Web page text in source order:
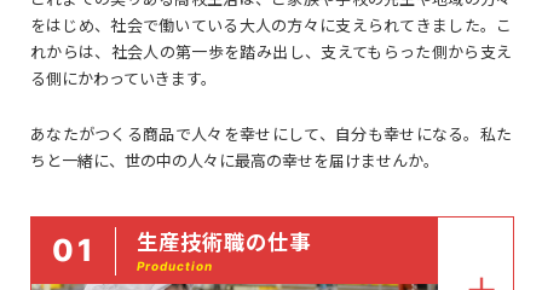
をはじめ、社会で働いている大人の方々に支えられてきました。こ
れからは、社会人の第一歩を踏み出し、支えてもらった側から支え
る側にかわっていきます。
あなたがつくる商品で人々を幸せにして、自分も幸せになる。私た
ちと一緒に、世の中の人々に最高の幸せを届けませんか。
01 生産技術職の仕事
Production